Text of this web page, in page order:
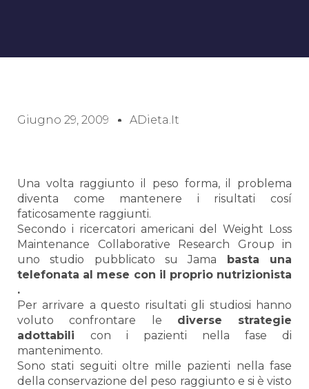
Giugno 29, 2009 ADieta.it
Una volta raggiunto il peso forma, il problema
diventa come mantenere i risultati cosí
faticosamente raggiunti.
Secondo i ricercatori americani del Weight Loss
Maintenance Collaborative Research Group in
uno studio pubblicato su Jama basta una
telefonata al mese con il proprio nutrizionista
.
Per arrivare a questo risultati gli studiosi hanno
voluto confrontare le diverse strategie
adottabili con i pazienti nella fase di
mantenimento.
Sono stati seguiti oltre mille pazienti nella fase
della conservazione del peso raggiunto e si è visto